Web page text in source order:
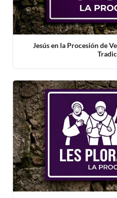
Jesús en la Procesión de